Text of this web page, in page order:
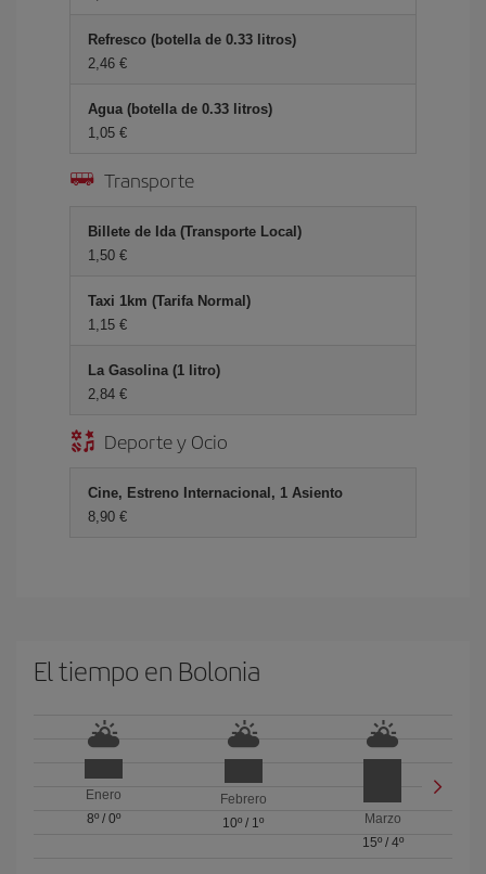
Refresco (botella de 0.33 litros)
2,46 €
Agua (botella de 0.33 litros)
1,05 €
Transporte
Billete de Ida (Transporte Local)
1,50 €
Taxi 1km (Tarifa Normal)
1,15 €
La Gasolina (1 litro)
2,84 €
Deporte y Ocio
Cine, Estreno Internacional, 1 Asiento
8,90 €
El tiempo en Bolonia
Enero
8º/ 0º
Febrero
10º / 1º
Marzo
15º/ 4º